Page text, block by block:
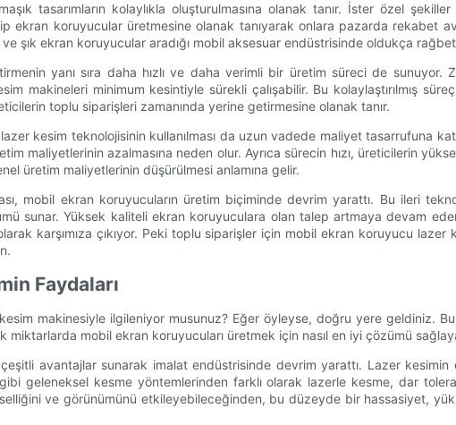
tasarımların kolaylıkla oluşturulmasına olanak tanır. İster özel şekiller
ekran koruyucular üretmesine olanak tanıyarak onlara pazarda rekabet
şık ekran koruyucular aradığı mobil aksesuar endüstrisinde oldukça
yanı sıra daha hızlı ve daha verimli bir üretim süreci de sunuyor.
makineleri minimum kesintiyle sürekli çalışabilir. Bu kolaylaştırılmış
toplu siparişleri zamanında yerine getirmesine olanak tanır.
kesim teknolojisinin kullanılması da uzun vadede maliyet tasarrufuna
maliyetlerinin azalmasına neden olur. Ayrıca sürecin hızı, üreticilerin
üretim maliyetlerinin düşürülmesi anlamına gelir.
mobil ekran koruyucuların üretim biçiminde devrim yarattı. Bu ileri
sunar. Yüksek kaliteli ekran koruyuculara olan talep artmaya devam
karşımıza çıkıyor. Peki toplu siparişler için mobil ekran koruyucu
Faydaları
makinesiyle ilgileniyor musunuz? Eğer öyleyse, doğru yere geldiniz.
miktarlarda mobil ekran koruyucuları üretmek için nasıl en iyi çözümü
avantajlar sunarak imalat endüstrisinde devrim yarattı. Lazer kesimin
geleneksel kesme yöntemlerinden farklı olarak lazerle kesme, dar
ve görünümünü etkileyebileceğinden, bu düzeyde bir hassasiyet,